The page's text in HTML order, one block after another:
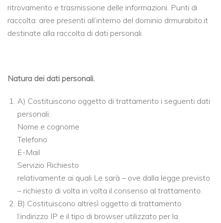
ritrovamento e trasmissione delle informazioni. Punti di
raccolta: aree presenti all’interno del dominio drmurabito.it
destinate alla raccolta di dati personali.
Natura dei dati personali.
A) Costituiscono oggetto di trattamento i seguenti dati
personali:
Nome e cognome
Telefono
E-Mail
Servizio Richiesto
relativamente ai quali Le sarà – ove dalla legge previsto
– richiesto di volta in volta il consenso al trattamento.
B) Costituiscono altresì oggetto di trattamento
l’indirizzo IP e il tipo di browser utilizzato per la